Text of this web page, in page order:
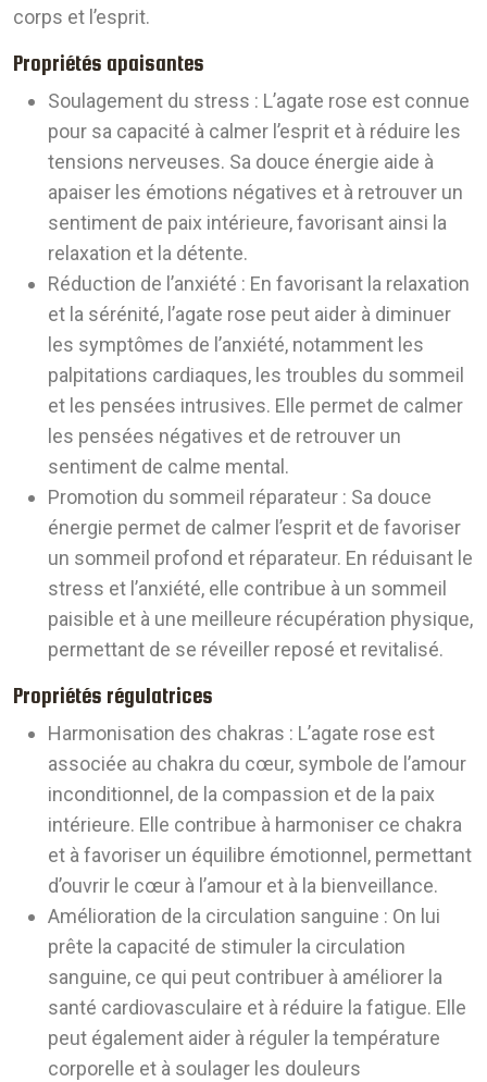
corps et l’esprit.
Propriétés apaisantes
Soulagement du stress : L’agate rose est connue
pour sa capacité à calmer l’esprit et à réduire les
tensions nerveuses. Sa douce énergie aide à
apaiser les émotions négatives et à retrouver un
sentiment de paix intérieure, favorisant ainsi la
relaxation et la détente.
Réduction de l’anxiété : En favorisant la relaxation
et la sérénité, l’agate rose peut aider à diminuer
les symptômes de l’anxiété, notamment les
palpitations cardiaques, les troubles du sommeil
et les pensées intrusives. Elle permet de calmer
les pensées négatives et de retrouver un
sentiment de calme mental.
Promotion du sommeil réparateur : Sa douce
énergie permet de calmer l’esprit et de favoriser
un sommeil profond et réparateur. En réduisant le
stress et l’anxiété, elle contribue à un sommeil
paisible et à une meilleure récupération physique,
permettant de se réveiller reposé et revitalisé.
Propriétés régulatrices
Harmonisation des chakras : L’agate rose est
associée au chakra du cœur, symbole de l’amour
inconditionnel, de la compassion et de la paix
intérieure. Elle contribue à harmoniser ce chakra
et à favoriser un équilibre émotionnel, permettant
d’ouvrir le cœur à l’amour et à la bienveillance.
Amélioration de la circulation sanguine : On lui
prête la capacité de stimuler la circulation
sanguine, ce qui peut contribuer à améliorer la
santé cardiovasculaire et à réduire la fatigue. Elle
peut également aider à réguler la température
corporelle et à soulager les douleurs